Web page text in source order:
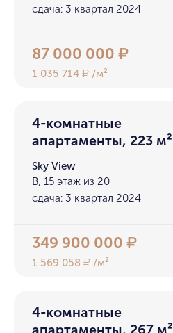
сдача: 3 квартал 2024
87 000 000₽
1 035 714₽ /м²
4-комнатные
апартаменты, 223 м²
Sky View
В, 15 этаж из 20
сдача: 3 квартал 2024
349 900 000₽
1 569 058₽ /м²
4-комнатные